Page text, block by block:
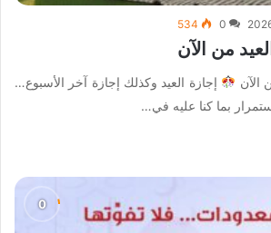
0
534
من الآن
الآن
إجازة العيد وكذلك إجازة آخر الأسبوع…
بما كنا عليه في…